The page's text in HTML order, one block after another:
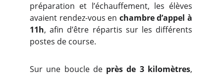
préparation et l’échauffement, les élèves
avaient rendez-vous en chambre d’appel à
11h, afin d’être répartis sur les différents
postes de course.
Sur une boucle de près de 3 kilomètres,